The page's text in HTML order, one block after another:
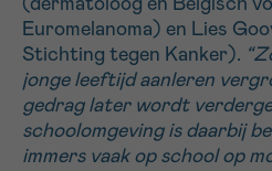
(dermatoloog en Belgisch
Euromelanoma) en Lies
Stichting tegen Kanker).
jonge leeftijd aanleren
gedrag later wordt
schoolomgeving is daarbij
immers vaak op school op